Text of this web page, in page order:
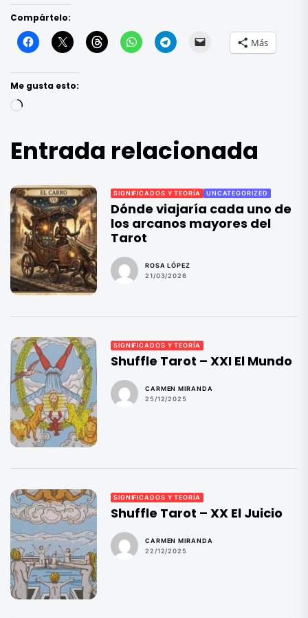
Compártelo:
Más
Me gusta esto:
Cargando...
Entrada relacionada
SIGNIFICADOS Y TEORÍA UNCATEGORIZED
Dónde viajaría cada uno de
los arcanos mayores del
Tarot
ROSA LÓPEZ
21/03/2026
SIGNIFICADOS Y TEORÍA
Shuffle Tarot – XXI El Mundo
CARMEN MIRANDA
25/12/2025
SIGNIFICADOS Y TEORÍA
Shuffle Tarot – XX El Juicio
CARMEN MIRANDA
22/12/2025